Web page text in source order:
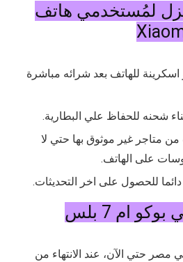
لمُستخدمي هاتف
للهاتف بعد شرائه مباشرة
شحنه للحفاظ علي البطارية.
من متاجر غير موثوق بها حتي لا
على الهاتف.
للحصول على اخر التحديثات.
ام 7 بلس
مصر حتي الآن، عند الانتهاء من